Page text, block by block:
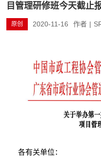
目管理研修班今天截止
原创 2020-11-16 作者 |
各有关单位：